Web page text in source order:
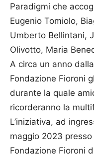
Paradigmi che
Eugenio Tomiolo,
Umberto Bellintani,
Olivotto, Maria
A circa un anno
Fondazione Fioroni
durante la quale
ricorderanno la
L’iniziativa, ad
maggio 2023
Fondazione Fioroni